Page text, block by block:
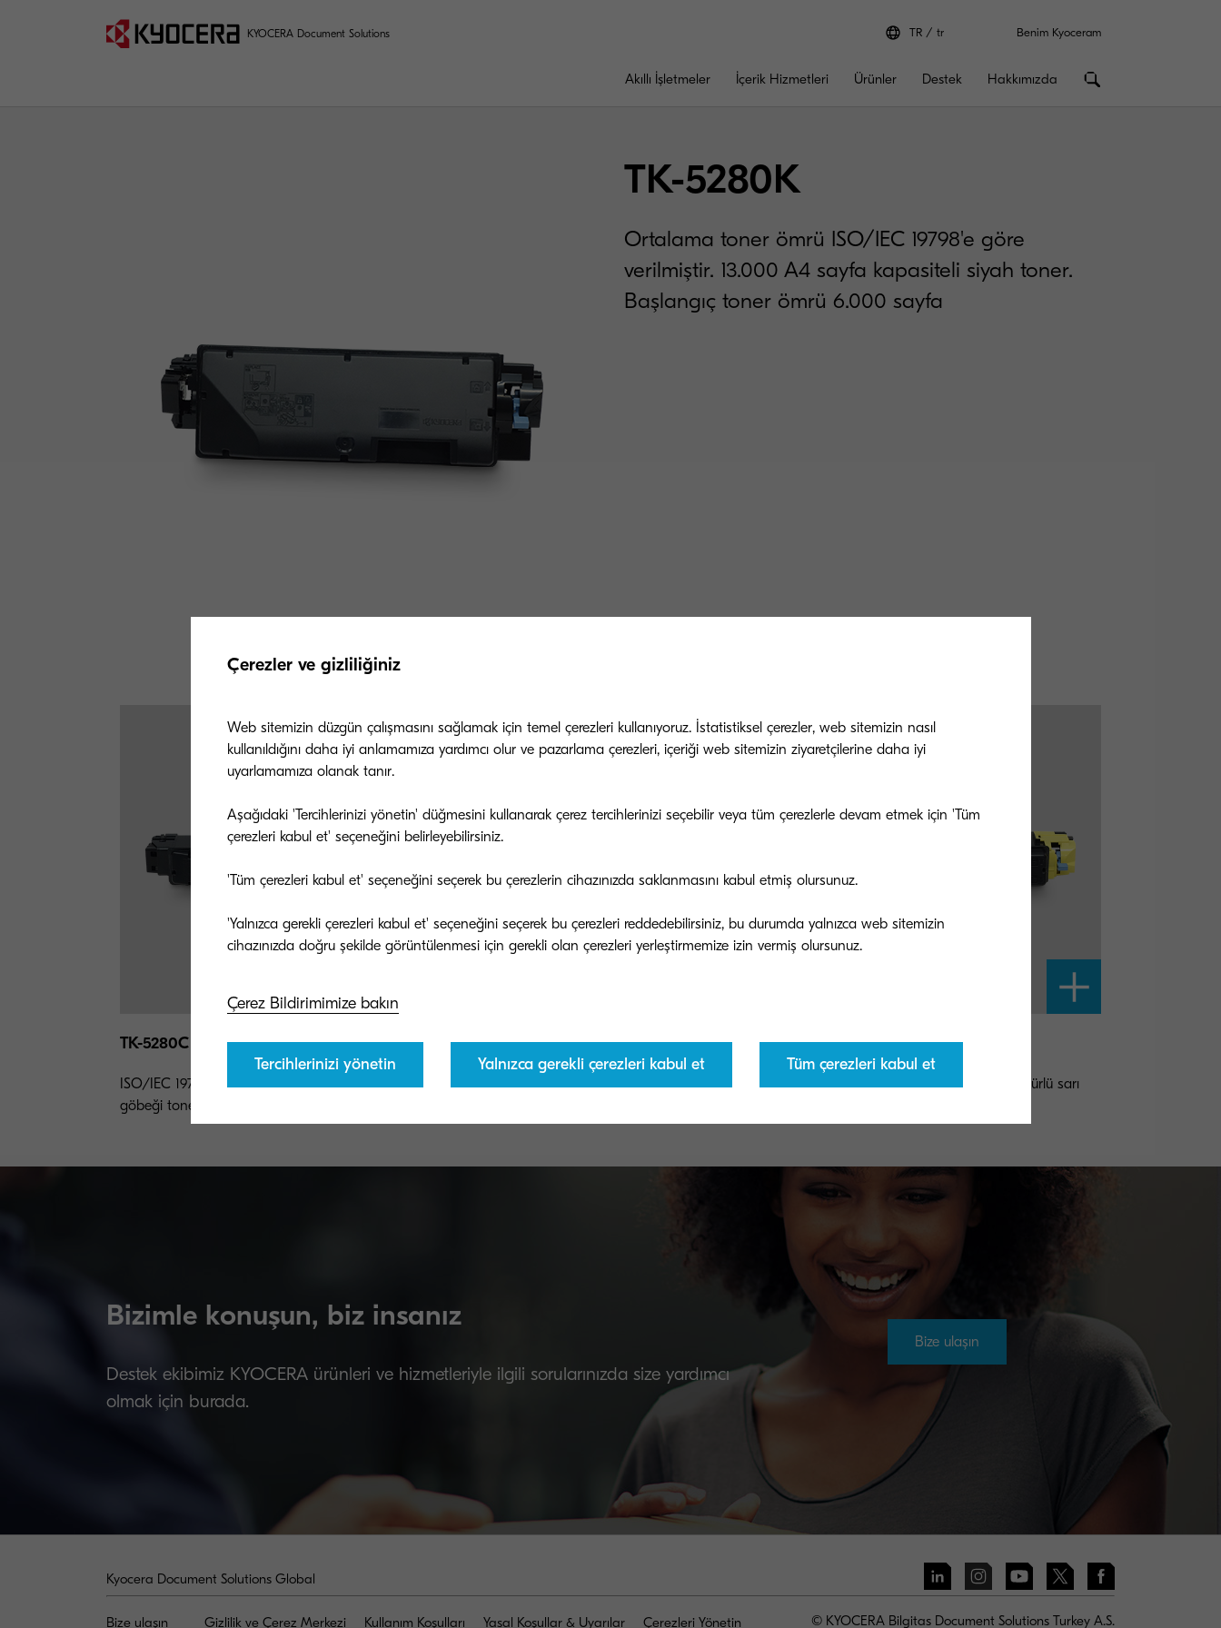
KYOCERA Document Solutions TR tr Benim Kyoceram
Akıllı İşletmeler İçerik Hizmetleri Ürünler Destek Hakkımızda
TK-5280K
Ortalama toner ömrü ISO/IEC 19798'e göre
verilmiştir. 13.000 A4 sayfa kapasiteli siyah toner.
Başlangıç toner ömrü 6.000 sayfa
TK-5280C
ISO/IEC 19798’ye göre 11.000 sayfa ömürlü cam
göbeği toner
TK-5280M
ISO/IEC 19798’ye göre 11.000 sayfa ömürlü
TK-5280Y
ISO/IEC 19798’ye göre 11.000 sayfa ömürlü sarı
Bizimle konuşun, biz insanız
Destek ekibimiz KYOCERA ürünleri ve hizmetleriyle ilgili sorularınızda size yardımcı
olmak için burada.
Bize ulaşın
Kyocera Document Solutions Global
Bize ulaşın Gizlilik ve Çerez Merkezi Kullanım Koşulları Yasal Koşullar & Uyarılar Çerezleri Yönetin © KYOCERA Bilgitas Document Solutions Turkey A.S.
Çerezler ve gizliliğiniz
Web sitemizin düzgün çalışmasını sağlamak için temel çerezleri kullanıyoruz. İstatistiksel çerezler, web sitemizin nasıl
kullanıldığını daha iyi anlamamıza yardımcı olur ve pazarlama çerezleri, içeriği web sitemizin ziyaretçilerine daha iyi
uyarlamamıza olanak tanır.
Aşağıdaki 'Tercihlerinizi yönetin' düğmesini kullanarak çerez tercihlerinizi seçebilir veya tüm çerezlerle devam etmek için 'Tüm
çerezleri kabul et' seçeneğini belirleyebilirsiniz.
'Tüm çerezleri kabul et' seçeneğini seçerek bu çerezlerin cihazınızda saklanmasını kabul etmiş olursunuz.
'Yalnızca gerekli çerezleri kabul et' seçeneğini seçerek bu çerezleri reddedebilirsiniz, bu durumda yalnızca web sitemizin
cihazınızda doğru şekilde görüntülenmesi için gerekli olan çerezleri yerleştirmemize izin vermiş olursunuz.
Çerez Bildirimimize bakın
Tercihlerinizi yönetin Yalnızca gerekli çerezleri kabul et Tüm çerezleri kabul et